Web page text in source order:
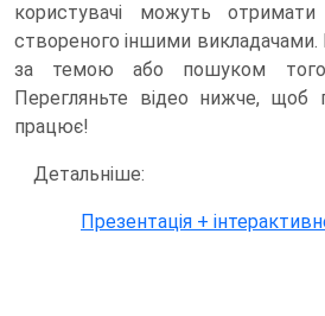
користувачі можуть
створеного іншими
за темою або пошуком
Перегляньте відео нижче, щоб
працює!
Детальніше:
Презентація +